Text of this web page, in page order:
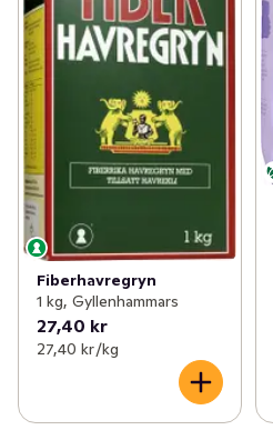
Fiberhavregryn
1 kg, Gyllenhammars
27,40 kr
27,40 kr /kg